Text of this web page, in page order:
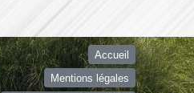
Accueil
Mentions légales